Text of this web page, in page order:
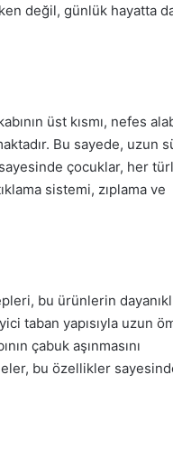
değil, günlük hayatta
üst kısmı, nefes
Bu sayede, uzun
çocuklar, her
sistemi, zıplama ve
bu ürünlerin
taban yapısıyla uzun
çabuk aşınmasını
bu özellikler